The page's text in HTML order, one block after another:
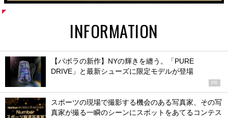
INFORMATION
【バボラの新作】NYの輝きを纏う。「PURE
DRIVE」と最新シューズに限定モデルが登場
PR
スポーツの現場で撮影する機会のある写真家、その写
真家が撮る一瞬のシーンにスポットをあてるコンテス